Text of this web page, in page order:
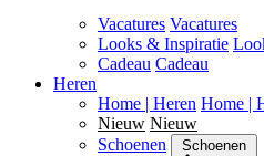
Vacatures Vacatures
Looks & Inspiratie
Cadeau Cadeau
Heren
Home | Heren Home |
Nieuw Nieuw
Schoenen
Schoenen